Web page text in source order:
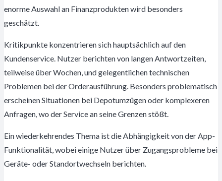
enorme Auswahl an Finanzprodukten wird besonders
geschätzt.
Kritikpunkte konzentrieren sich hauptsächlich auf den
Kundenservice. Nutzer berichten von langen Antwortzeiten,
teilweise über Wochen, und gelegentlichen technischen
Problemen bei der Orderausführung. Besonders problematisch
erscheinen Situationen bei Depotumzügen oder komplexeren
Anfragen, wo der Service an seine Grenzen stößt.
Ein wiederkehrendes Thema ist die Abhängigkeit von der App-
Funktionalität, wobei einige Nutzer über Zugangsprobleme bei
Geräte- oder Standortwechseln berichten.